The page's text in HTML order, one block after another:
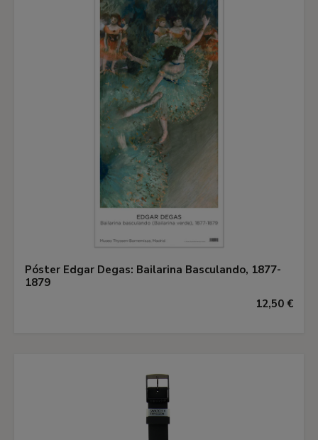
Póster Edgar Degas: Bailarina Basculando, 1877-
1879
12,50 €